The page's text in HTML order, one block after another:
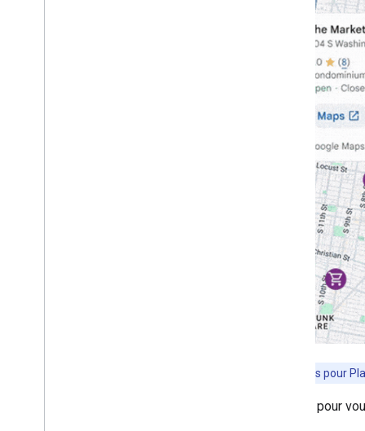
:Les éléments de l'UI Kit Places pour
Utilisez les ressources suivantes pour